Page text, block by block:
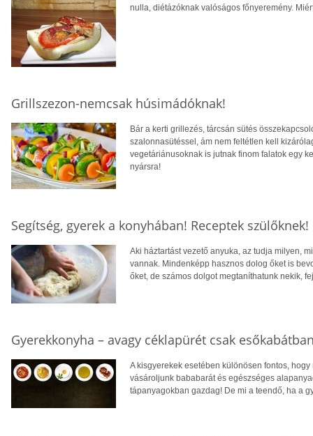
nulla, diétázóknak valóságos főnyeremény.
Grillszezon-nemcsak húsimádóknak!
Bár a kerti grillezés, tárcsán sütés
szalonnasütéssel, ám nem feltétlen kell
vegetáriánusoknak is jutnak finom falatok egy
nyársra!
Segítség, gyerek a konyhában! Receptek szülőknek!
Aki háztartást vezető anyuka, az tudja milyen,
vannak. Mindenképp hasznos dolog őket is
őket, de számos dolgot megtaníthatunk nekik,
Gyerekkonyha – avagy céklapürét csak
A kisgyerekek esetében különösen fontos,
vásároljunk bababarát és egészséges
tápanyagokban gazdag! De mi a teendő, ha a